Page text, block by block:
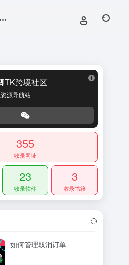
TK跨境社区
源导航站
355
收录网址
23
收录软件
3
收录书籍
如何管理取消订单